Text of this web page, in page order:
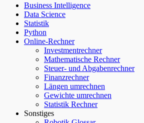
Business Intelligence
Data Science
Statistik
Python
Online-Rechner
Investmentrechner
Mathematische Rechner
Steuer- und Abgabenrechner
Finanzrechner
Längen umrechnen
Gewichte umrechnen
Statistik Rechner
Sonstiges